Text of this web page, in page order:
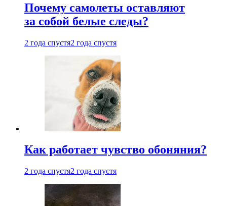
Почему самолеты оставляют
за собой белые следы?
2 года спустя2 года спустя
Как работает чувство обоняния?
2 года спустя2 года спустя